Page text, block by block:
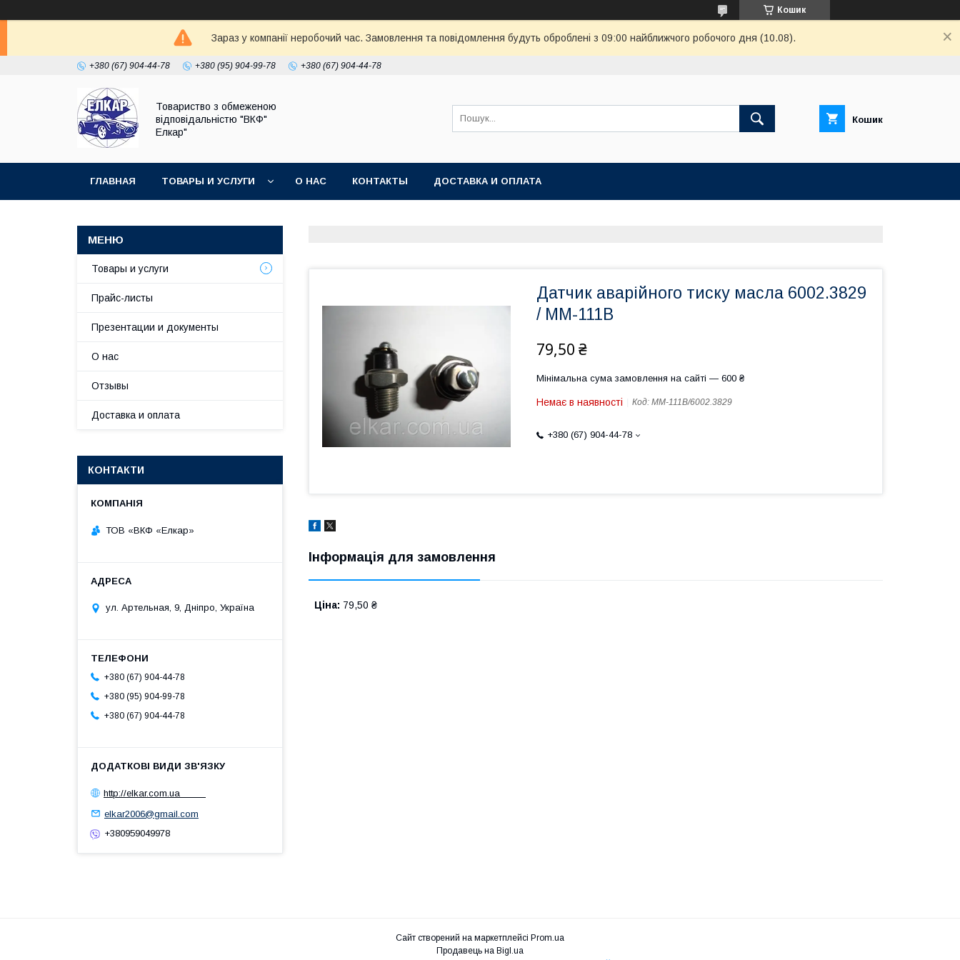
Кошик
Зараз у компанії неробочий час. Замовлення та повідомлення будуть оброблені з 09:00 найближчого робочого дня (10.08).
+380 (67) 904-44-78 +380 (95) 904-99-78 +380 (67) 904-44-78
Товариство з обмеженою
відповідальністю "ВКФ"
Елкар"
Кошик
ГЛАВНАЯ ТОВАРЫ И УСЛУГИ О НАС КОНТАКТЫ ДОСТАВКА И ОПЛАТА
Датчик аварійного тиску масла 6002.3829
/ ММ-111В
79,50 ₴
Мінімальна сума замовлення на сайті — 600 ₴
Немає в наявності Код: ММ-111В/6002.3829
+380 (67) 904-44-78
Інформація для замовлення
Ціна: 79,50 ₴
Товары и услуги
Прайс-листы
Презентации и документы
О нас
Отзывы
Доставка и оплата
КОНТАКТИ
ТОВ «ВКФ «Елкар»
ул. Артельная, 9, Дніпро, Україна
+380 (67) 904-44-78
+380 (95) 904-99-78
+380 (67) 904-44-78
http://elkar.com.ua
elkar2006@gmail.com
+380959049978
Сайт створений на маркетплейсі Prom.ua
Продавець на Bigl.ua